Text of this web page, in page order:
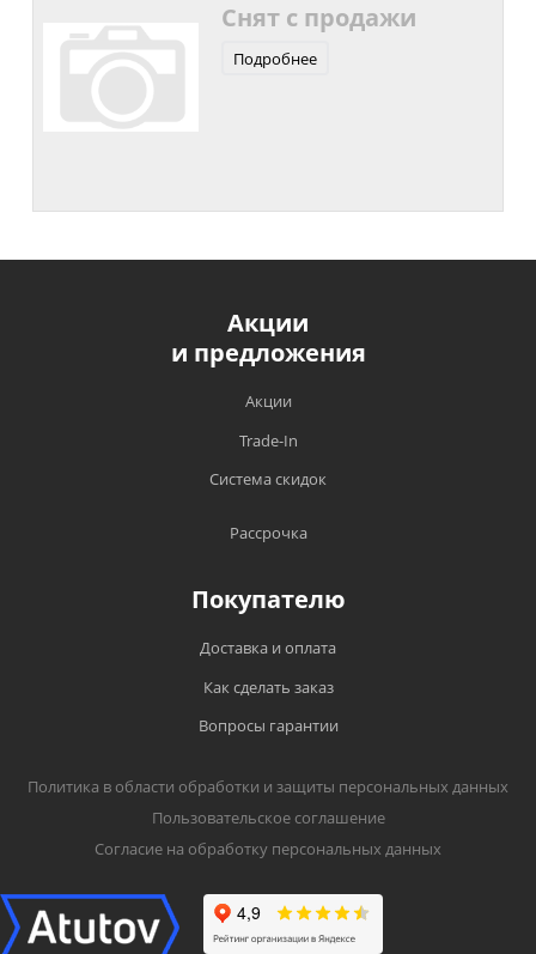
Снят с продажи
Подробнее
Акции
и предложения
Акции
Trade-In
Система скидок
Рассрочка
Покупателю
Доставка и оплата
Как сделать заказ
Вопросы гарантии
Политика в области обработки и защиты персональных данных
Пользовательское соглашение
Согласие на обработку персональных данных